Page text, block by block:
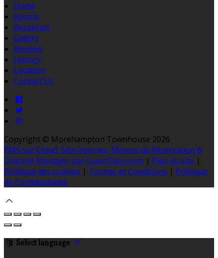
Home
Rooms
Breakfast
Gallery
Reviews
History
Location
Contact Us
Copyright © Morehampton Townhouse 2026
PMS sur Cloud, Site Internet, Moteur de Réservation &
Channel Manager par GuestDiary.com | Plan du site |
Politique des cookies | Termes et Conditions | Politique
de Confidentialité
Select language